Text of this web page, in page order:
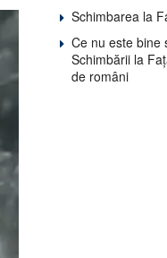
Schimbarea la
Ce nu este bine
Schimbării la
de români